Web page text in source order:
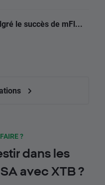
le succès de mFl...
?
dans les
avec XTB ?